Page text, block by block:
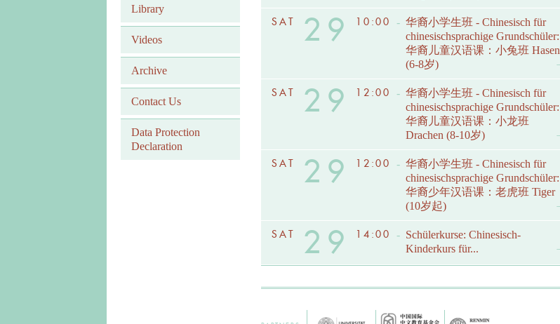
Library
Videos
Archive
Contact Us
Data Protection
Declaration
SAT 29 10:00 - 华裔小学生班 - Chinesisch für
chinesischsprachige Grundschüler:
华裔儿童汉语课：小兔班 Hasen
(6-8岁)
SAT 29 12:00 - 华裔小学生班 - Chinesisch für
chinesischsprachige Grundschüler:
华裔儿童汉语课：小龙班
Drachen (8-10岁)
SAT 29 12:00 - 华裔小学生班 - Chinesisch für
chinesischsprachige Grundschüler:
华裔少年汉语课：老虎班 Tiger
(10岁起)
SAT 29 14:00 - Schülerkurse: Chinesisch-
Kinderkurs für...